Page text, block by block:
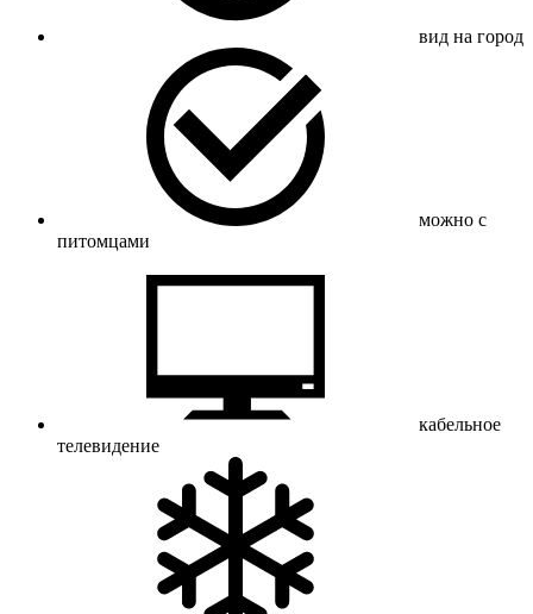
вид на город
можно с
питомцами
кабельное
телевидение